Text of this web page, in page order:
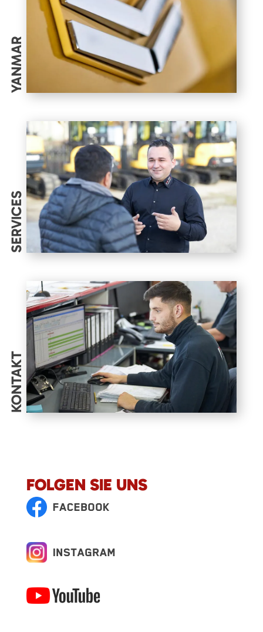
YANMAR
SERVICES
KONTAKT
FOLGEN SIE UNS